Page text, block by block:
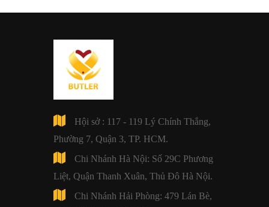
Hội sở : 117 - 119 Lý Chính Thắng,
Phường 7, Quận 3, TP. HCM.
Chi Nhánh Hà Nội: Số 29C Phương
Liệt, Quận Thanh Xuân, Thủ Đô Hà Nội.
Chi Nhánh Hải Phòng: 479 Lán Bè,